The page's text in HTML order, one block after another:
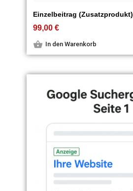
Einzelbeitrag (Zusatzprodukt)
99,00€
In den Warenkorb